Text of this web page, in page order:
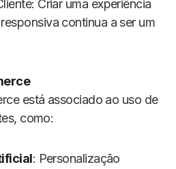
Criar uma experiência
continua a ser um
está associado ao uso de
como:
: Personalização